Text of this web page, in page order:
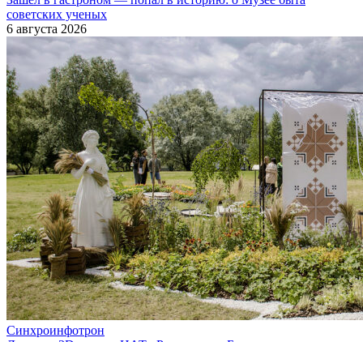
советских ученых
6 августа 2026
Синхроинфотрон